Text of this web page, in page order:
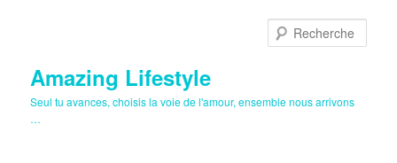
Amazing Lifestyle
Seul tu avances, choisis la voie de l'amour, ensemble nous arrivons
…